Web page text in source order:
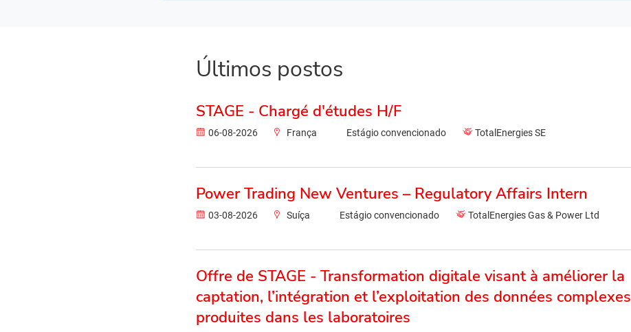
Últimos postos
STAGE - Chargé d'études H/F
06-08-2026 França Estágio convencionado TotalEnergies SE
Power Trading New Ventures – Regulatory Affairs Intern
03-08-2026 Suíça Estágio convencionado TotalEnergies Gas & Power Ltd
Offre de STAGE - Transformation digitale visant à améliorer la
captation, l’intégration et l’exploitation des données complexes
produites dans les laboratoires